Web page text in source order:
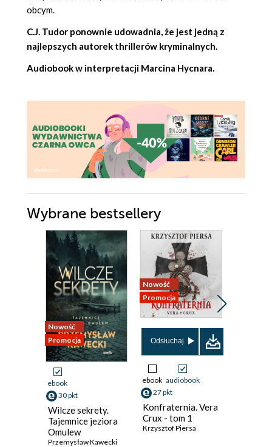
obcym.
C.J. Tudor ponownie udowadnia, że jest jedną z
najlepszych autorek thrillerów kryminalnych.
Audiobook w interpretacji Marcina Hycnara.
Wybrane bestsellery
Nowość
Promocja
ebook
30 pkt
Wilcze sekrety.
Tajemnice jeziora
Omulew
Przemysław Kawecki
Nowość
Promocja
Odsłuchaj
ebook audiobook
27 pkt
Konfraternia. Vera
Crux - tom 1
Krzysztof Piersa